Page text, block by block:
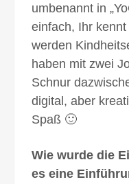
umbenannt in
einfach, Ihr
werden
haben mit zwei
Schnur
digital, aber
Spaß 🙂
Wie wurde die
es eine